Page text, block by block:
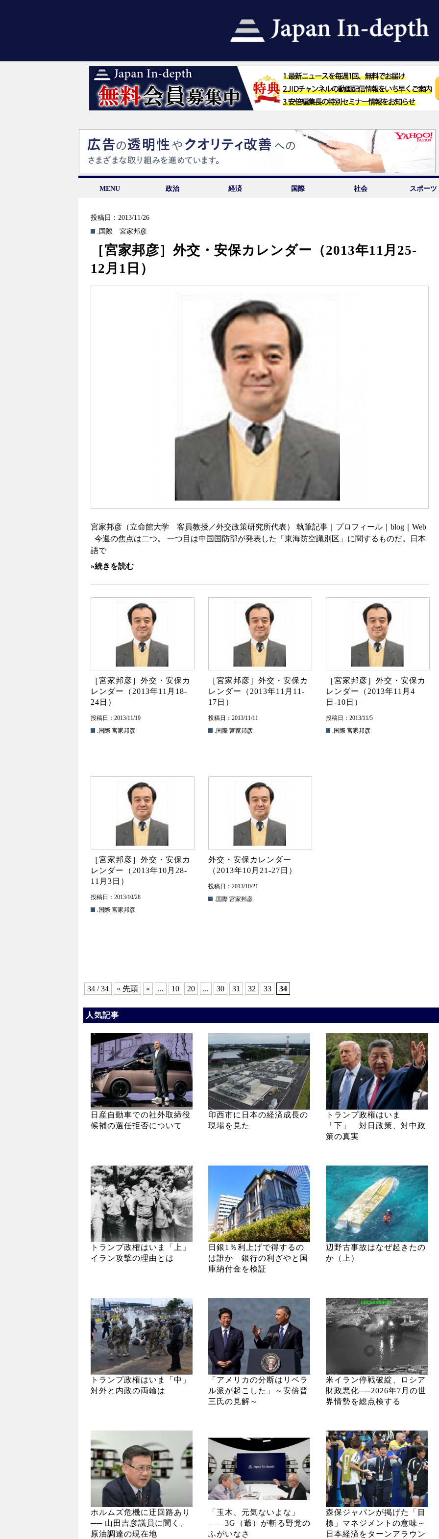
MENU 政治 経済 国際 社会 スポーツ
投稿日：2013/11/26
.国際
宮家邦彦
［宮家邦彦］外交・安保カレンダー（2013年11月25-
12月1日）
宮家邦彦（立命館大学 客員教授／外交政策研究所代表） 執筆記事｜プロフィール｜blog｜Web
今週の焦点は二つ。 一つ目は中国国防部が発表した「東海防空識別区」に関するものだ。日本
語で
»続きを読む
［宮家邦彦］外交・安保カ
レンダー（2013年11月18-
24日）
投稿日：2013/11/19
.国際 宮家邦彦
［宮家邦彦］外交・安保カ
レンダー（2013年11月11-
17日）
投稿日：2013/11/11
.国際 宮家邦彦
［宮家邦彦］外交・安保カ
レンダー（2013年11月4
日-10日）
投稿日：2013/11/5
.国際 宮家邦彦
［宮家邦彦］外交・安保カ
レンダー（2013年10月28-
11月3日）
投稿日：2013/10/28
.国際 宮家邦彦
外交・安保カレンダー
（2013年10月21-27日）
投稿日：2013/10/21
.国際 宮家邦彦
34 / 34 « 先頭 « ... 10 20 ... 30 31 32 33 34
人気記事
日産自動車での社外取締役
候補の選任拒否について
印西市に日本の経済成長の
現場を見た
トランプ政権はいま
「下」 対日政策、対中政
策の真実
トランプ政権はいま「上」
イラン攻撃の理由とは
日銀1％利上げで得するの
は誰か 銀行の利ざやと国
庫納付金を検証
辺野古事故はなぜ起きたの
か（上）
トランプ政権はいま「中」
対外と内政の両輪は
「アメリカの分断はリベラ
ル派が起こした」～安倍晋
三氏の見解～
米イラン停戦破綻、ロシア
財政悪化──2026年7月の世
界情勢を総点検する
ホルムズ危機に迂回路あり
── 山田吉彦議員に聞く、
原油調達の現在地
「玉木、元気ないよな」
――3G（爺）が斬る野党の
ふがいなさ
森保ジャパンが掲げた「目
標」マネジメントの意味～
日本経済をターンアラウン